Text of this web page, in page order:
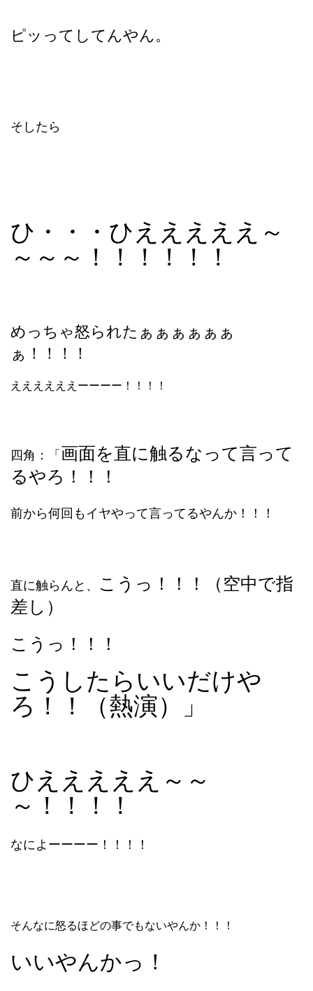
ピッってしてんやん。
そしたら
ひ・・・ひえええええ～
～～～！！！！！！
めっちゃ怒られたぁぁぁぁぁぁ
ぁ！！！！
ええええええーーーー！！！！
四角：「 画面を直に触るなって言って
るやろ！！！
前から何回もイヤやって言ってるやんか！！！
直に触らんと、
こうっ！！！（空中で指
差し）
こうっ！！！
こうしたらいいだけや
ろ！！（熱演）」
ひえええええ～～
～！！！！
なによーーーー！！！！
そんなに怒るほどの事でもないやんか！！！
いいやんかっ！